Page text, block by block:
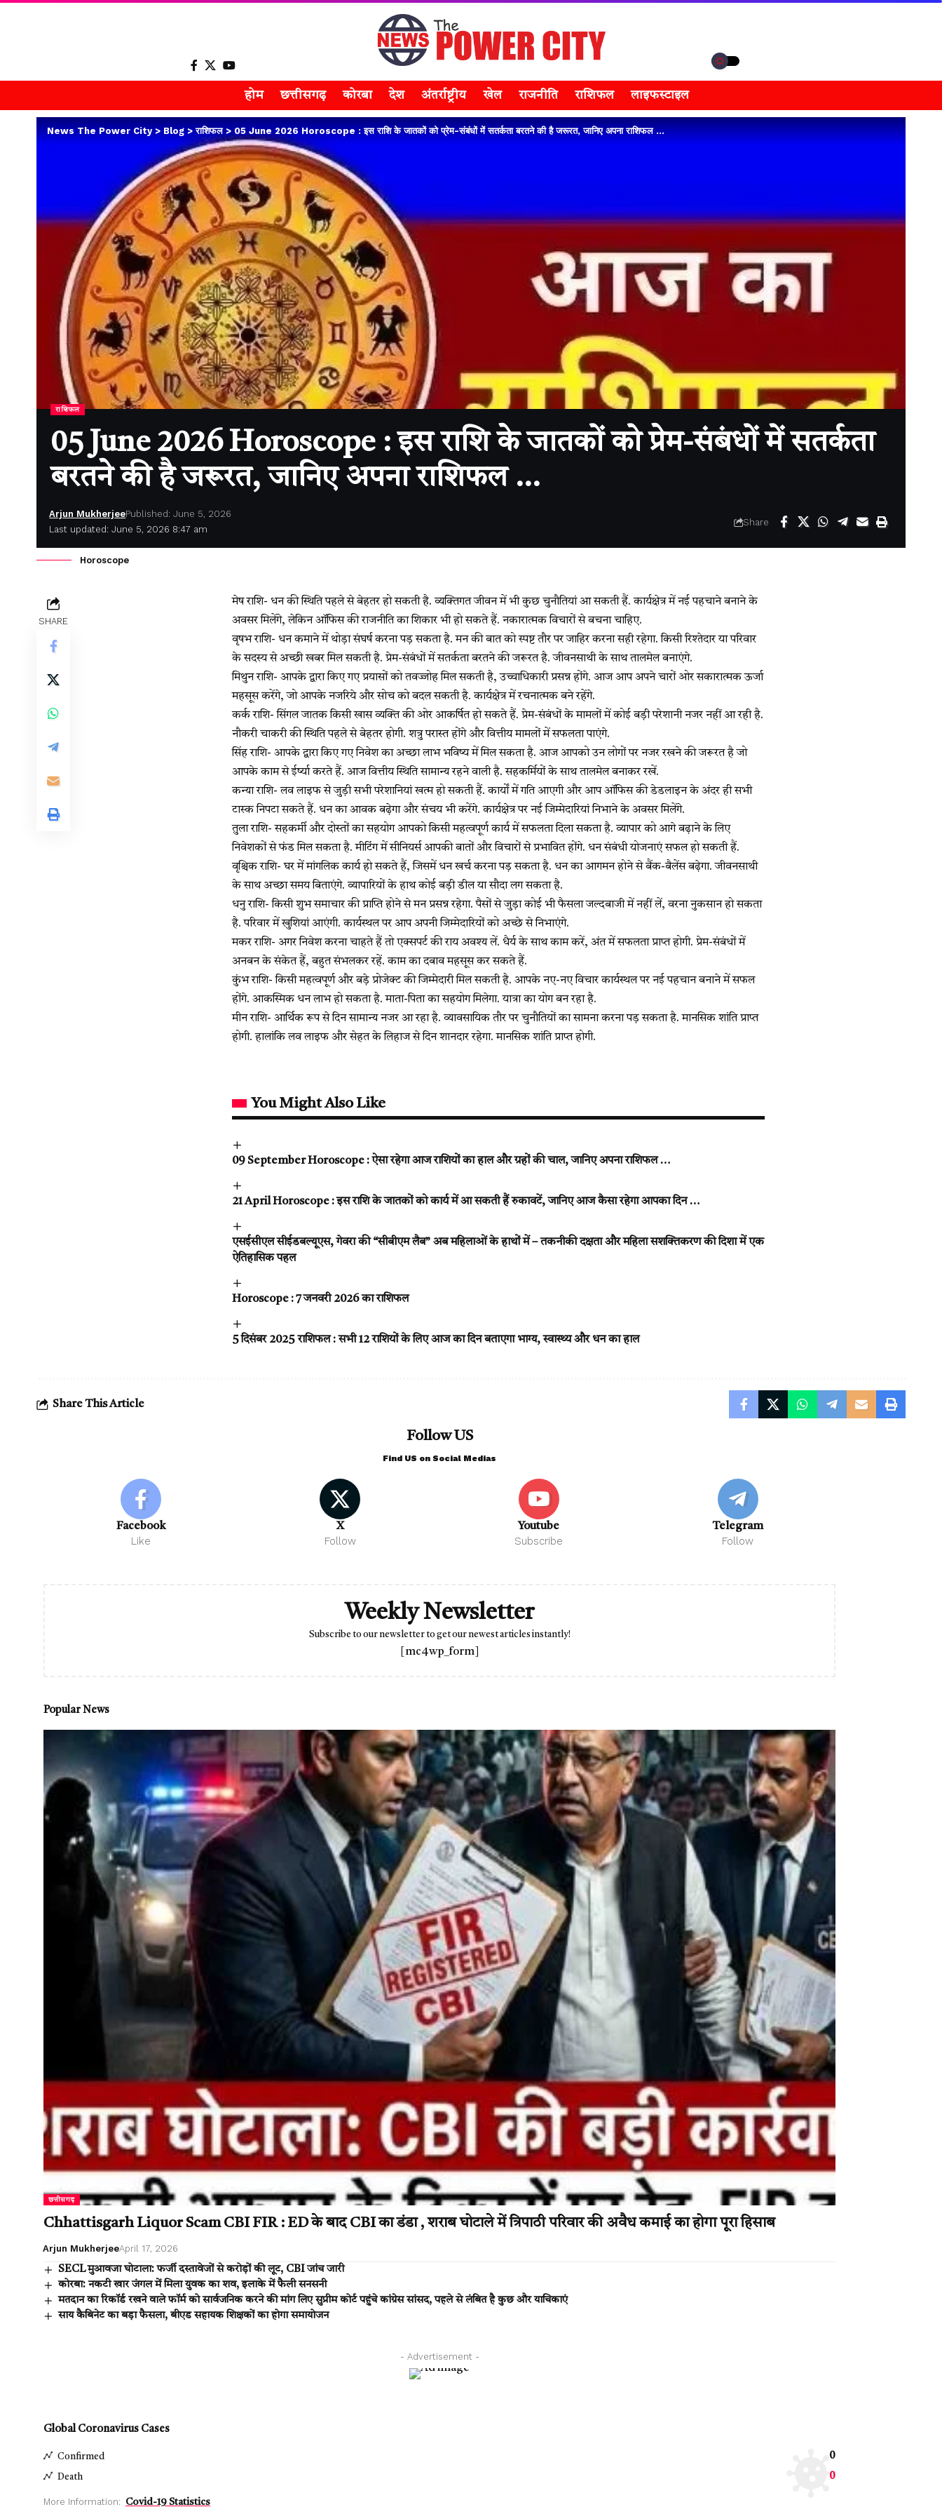
होम छत्तीसगढ़ कोरबा देश अंतर्राष्ट्रीय खेल राजनीति राशिफल लाइफस्टाइल
News The Power City>Blog>राशिफल> 05 June 2026 Horoscope : इस राशि के जातकों को प्रेम-संबंधों में सतर्कता बरतने की है जरूरत, जानिए अपना राशिफल …
राशिफल
05 June 2026 Horoscope : इस राशि के जातकों को प्रेम-संबंधों में सतर्कता
बरतने की है जरूरत, जानिए अपना राशिफल …
Last updated: June 5, 2026 8:47 am
Arjun MukherjeePublished: June 5, 2026
Share
Horoscope
SHARE
मेष राशि- धन की स्थिति पहले से बेहतर हो सकती है. व्यक्तिगत जीवन में भी कुछ चुनौतियां आ सकती हैं. कार्यक्षेत्र में नई पहचाने बनाने के
अवसर मिलेंगे, लेकिन ऑफिस की राजनीति का शिकार भी हो सकते हैं. नकारात्मक विचारों से बचना चाहिए.
वृषभ राशि- धन कमाने में थोड़ा संघर्ष करना पड़ सकता है. मन की बात को स्पष्ट तौर पर जाहिर करना सही रहेगा. किसी रिश्तेदार या परिवार
के सदस्य से अच्छी खबर मिल सकती है. प्रेम-संबंधों में सतर्कता बरतने की जरूरत है. जीवनसाथी के साथ तालमेल बनाएंगे.
मिथुन राशि- आपके द्वारा किए गए प्रयासों को तवज्जोह मिल सकती है, उच्चाधिकारी प्रसन्न होंगे. आज आप अपने चारों ओर सकारात्मक ऊर्जा
महसूस करेंगे, जो आपके नजरिये और सोच को बदल सकती है. कार्यक्षेत्र में रचनात्मक बने रहेंगे.
कर्क राशि- सिंगल जातक किसी खास व्यक्ति की ओर आकर्षित हो सकते हैं. प्रेम-संबंधों के मामलों में कोई बड़ी परेशानी नजर नहीं आ रही है.
नौकरी चाकरी की स्थिति पहले से बेहतर होगी. शत्रु परास्त होंगे और वित्तीय मामलों में सफलता पाएंगे.
सिंह राशि- आपके द्वारा किए गए निवेश का अच्छा लाभ भविष्य में मिल सकता है. आज आपको उन लोगों पर नजर रखने की जरूरत है जो
आपके काम से ईर्ष्या करते हैं. आज वित्तीय स्थिति सामान्य रहने वाली है. सहकर्मियों के साथ तालमेल बनाकर रखें.
कन्या राशि- लव लाइफ से जुड़ी सभी परेशानियां खत्म हो सकती हैं. कार्यों में गति आएगी और आप ऑफिस की डेडलाइन के अंदर ही सभी
टास्क निपटा सकते हैं. धन का आवक बढ़ेगा और संचय भी करेंगे. कार्यक्षेत्र पर नई जिम्मेदारियां निभाने के अवसर मिलेंगे.
तुला राशि- सहकर्मी और दोस्तों का सहयोग आपको किसी महत्वपूर्ण कार्य में सफलता दिला सकता है. व्यापार को आगे बढ़ाने के लिए
निवेशकों से फंड मिल सकता है. मीटिंग में सीनियर्स आपकी बातों और विचारों से प्रभावित होंगे. धन संबंधी योजनाएं सफल हो सकती हैं.
वृश्चिक राशि- घर में मांगलिक कार्य हो सकते हैं, जिसमें धन खर्च करना पड़ सकता है. धन का आगमन होने से बैंक-बैलेंस बढ़ेगा. जीवनसाथी
के साथ अच्छा समय बिताएंगे. व्यापारियों के हाथ कोई बड़ी डील या सौदा लग सकता है.
धनु राशि- किसी शुभ समाचार की प्राप्ति होने से मन प्रसन्न रहेगा. पैसों से जुड़ा कोई भी फैसला जल्दबाजी में नहीं लें, वरना नुकसान हो सकता
है. परिवार में खुशियां आएंगी. कार्यस्थल पर आप अपनी जिम्मेदारियों को अच्छे से निभाएंगे.
मकर राशि- अगर निवेश करना चाहते हैं तो एक्सपर्ट की राय अवश्य लें. धैर्य के साथ काम करें, अंत में सफलता प्राप्त होगी. प्रेम-संबंधों में
अनबन के संकेत हैं, बहुत संभलकर रहें. काम का दबाव महसूस कर सकते हैं.
कुंभ राशि- किसी महत्वपूर्ण और बड़े प्रोजेक्ट की जिम्मेदारी मिल सकती है. आपके नए-नए विचार कार्यस्थल पर नई पहचान बनाने में सफल
होंगे. आकस्मिक धन लाभ हो सकता है. माता-पिता का सहयोग मिलेगा. यात्रा का योग बन रहा है.
मीन राशि- आर्थिक रूप से दिन सामान्य नजर आ रहा है. व्यावसायिक तौर पर चुनौतियों का सामना करना पड़ सकता है. मानसिक शांति प्राप्त
होगी. हालांकि लव लाइफ और सेहत के लिहाज से दिन शानदार रहेगा. मानसिक शांति प्राप्त होगी.
You Might Also Like
09 September Horoscope : ऐसा रहेगा आज राशियों का हाल और ग्रहों की चाल, जानिए अपना राशिफल …
21 April Horoscope : इस राशि के जातकों को कार्य में आ सकती हैं रुकावटें, जानिए आज कैसा रहेगा आपका दिन …
एसईसीएल सीईडबल्यूएस, गेवरा की “सीबीएम लैब” अब महिलाओं के हाथों में – तकनीकी दक्षता और महिला सशक्तिकरण की दिशा में एक
ऐतिहासिक पहल
Horoscope : 7 जनवरी 2026 का राशिफल
5 दिसंबर 2025 राशिफल : सभी 12 राशियों के लिए आज का दिन बताएगा भाग्य, स्वास्थ्य और धन का हाल
Share This Article
Follow US
Find US on Social Medias
Facebook
Like
X
Follow
Youtube
Subscribe
Telegram
Follow
Weekly Newsletter
Subscribe to our newsletter to get our newest articles instantly!
[mc4wp_form]
Popular News
छत्तीसगढ़
Chhattisgarh Liquor Scam CBI FIR : ED के बाद CBI का डंडा , शराब घोटाले में त्रिपाठी परिवार की अवैध कमाई का होगा पूरा हिसाब
Arjun MukherjeeApril 17, 2026
SECL मुआवजा घोटाला: फर्जी दस्तावेजों से करोड़ों की लूट, CBI जांच जारी
कोरबा: नकटी खार जंगल में मिला युवक का शव, इलाके में फैली सनसनी
मतदान का रिकॉर्ड रखने वाले फॉर्म को सार्वजनिक करने की मांग लिए सुप्रीम कोर्ट पहुंचे कांग्रेस सांसद, पहले से लंबित है कुछ और याचिकाएं
साय कैबिनेट का बड़ा फैसला, बीएड सहायक शिक्षकों का होगा समायोजन
- Advertisement -
Global Coronavirus Cases
Confirmed 0
Death 0
More Information: Covid-19 Statistics